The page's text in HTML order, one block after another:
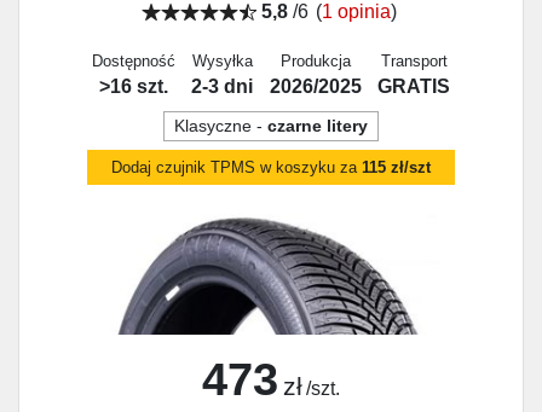
5,8/6 (1 opinia)
Dostępność
>16 szt.
Wysyłka
2-3 dni
Produkcja
2026/2025
Transport
GRATIS
Klasyczne - czarne litery
Dodaj czujnik TPMS w koszyku za 115 zł/szt
473 zł /szt.